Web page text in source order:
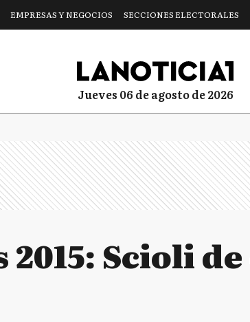
EMPRESAS Y NEGOCIOS SECCIONES ELECTORALES
jueves 06 de agosto de 2026
2015: Scioli